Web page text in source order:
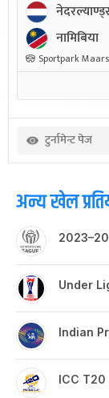
नामिबिया
Sportpark
टुर्नामेन्ट पेज
अन्य खेल
Under
Indian
ICC